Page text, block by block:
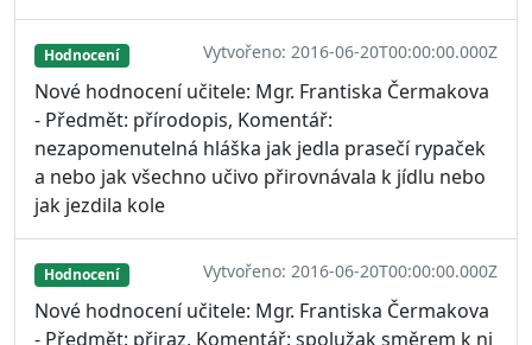
Hodnocení Vytvořeno: 2016-06-20T00:00:00.000Z
Nové hodnocení učitele: Mgr. Frantiska Čermakova
- Předmět: přírodopis, Komentář:
nezapomenutelná hláška jak jedla prasečí rypaček
a nebo jak všechno učivo přirovnávala k jídlu nebo
jak jezdila kole
Hodnocení Vytvořeno: 2016-06-20T00:00:00.000Z
Nové hodnocení učitele: Mgr. Frantiska Čermakova
- Předmět: přiraz, Komentář: spolužak směrem k ni